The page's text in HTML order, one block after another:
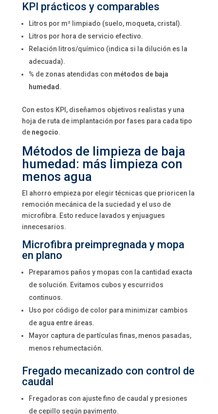
KPI prácticos y comparables
Litros por m² limpiado (suelo, moqueta, cristal).
Litros por hora de servicio efectivo.
Relación litros/químico (indica si la dilución es la
adecuada).
% de zonas atendidas con métodos de baja
humedad .
Con estos KPI, diseñamos objetivos realistas y una
hoja de ruta de implantación por fases para cada tipo
de negocio.
Métodos de limpieza de baja
humedad: más limpieza con
menos agua
El ahorro empieza por elegir técnicas que prioricen la
remoción mecánica de la suciedad y el uso de
microfibra. Esto reduce lavados y enjuagues
innecesarios.
Microfibra preimpregnada y mopa
en plano
Preparamos paños y mopas con la cantidad exacta
de solución. Evitamos cubos y escurridos
continuos.
Uso por código de color para minimizar cambios
de agua entre áreas.
Mayor captura de partículas finas, menos pasadas,
menos rehumectación.
Fregado mecanizado con control de
caudal
Fregadoras con ajuste fino de caudal y presiones
de cepillo según pavimento.